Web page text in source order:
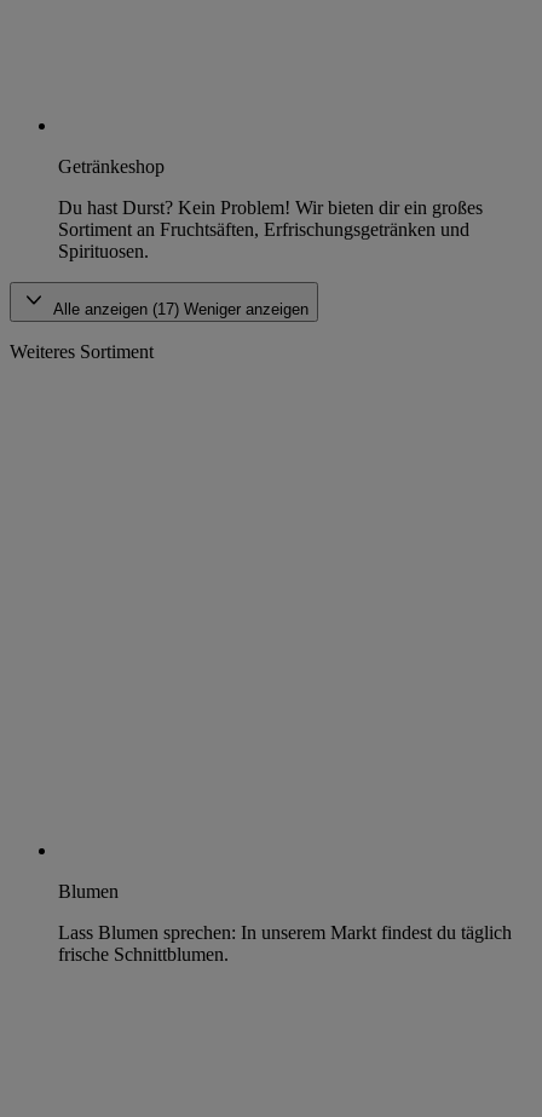
Getränkeshop
Du hast Durst? Kein Problem! Wir bieten dir ein großes
Sortiment an Fruchtsäften, Erfrischungsgetränken und
Spirituosen.
Alle anzeigen (17) Weniger anzeigen
Weiteres Sortiment
Blumen
Lass Blumen sprechen: In unserem Markt findest du täglich
frische Schnittblumen.